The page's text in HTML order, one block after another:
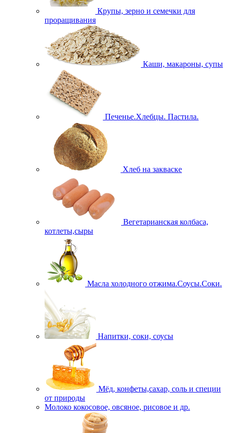
Крупы, зерно и семечки для
проращивания
Каши, макароны, супы
Печенье.Хлебцы. Пастила.
Хлеб на закваске
Вегетарианская колбаса,
котлеты,сыры
Масла холодного отжима.Соусы.Соки.
Напитки, соки, соусы
Мёд, конфеты,сахар, соль и специи
от природы
Молоко кокосовое, овсяное, рисовое и др.